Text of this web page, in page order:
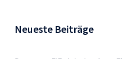
Neueste Beiträge